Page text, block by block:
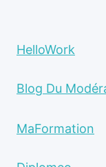
HelloWork
Blog Du
MaFormation